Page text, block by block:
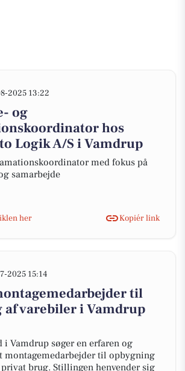
2025 13:22
og
hos
Logik A/S i Vamdrup
med fokus på
samarbejde
her
Kopiér link
2025 15:14
til
af varebiler i Vamdrup
i Vamdrup søger en erfaren og
montagemedarbejder til opbygning
brug. Stillingen henvender sig